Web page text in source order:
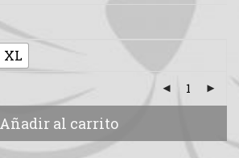
XL
Añadir al carrito